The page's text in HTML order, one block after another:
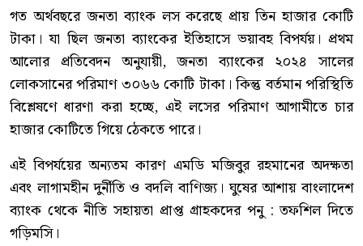
গত অর্থবছরে জনতা ব্যাংক লস করেছে প্রায় তিন হাজার কোটি
টাকা। যা ছিল জনতা ব্যাংকের ইতিহাসে ভয়াবহ বিপর্যয়। প্রথম
আলোর প্রতিবেদন অনুযায়ী, জনতা ব্যাংকের ২০২৪ সালের
লোকসানের পরিমাণ ৩০৬৬ কোটি টাকা। কিন্তু বর্তমান পরিস্থিতি
বিশ্লেষণে ধারণা করা হচ্ছে, এই লসের পরিমাণ আগামীতে চার
হাজার কোটিতে গিয়ে ঠেকতে পারে।
‎এই বিপর্যয়ের অন্যতম কারণ এমডি মজিবুর রহমানের অদক্ষতা
এবং লাগামহীন দুর্নীতি ও বদলি বাণিজ্য। ঘুষের আশায় বাংলাদেশ
ব্যাংক থেকে নীতি সহায়তা প্রাপ্ত গ্রাহকদের পনু : তফশিল দিতে
গড়িমসি।